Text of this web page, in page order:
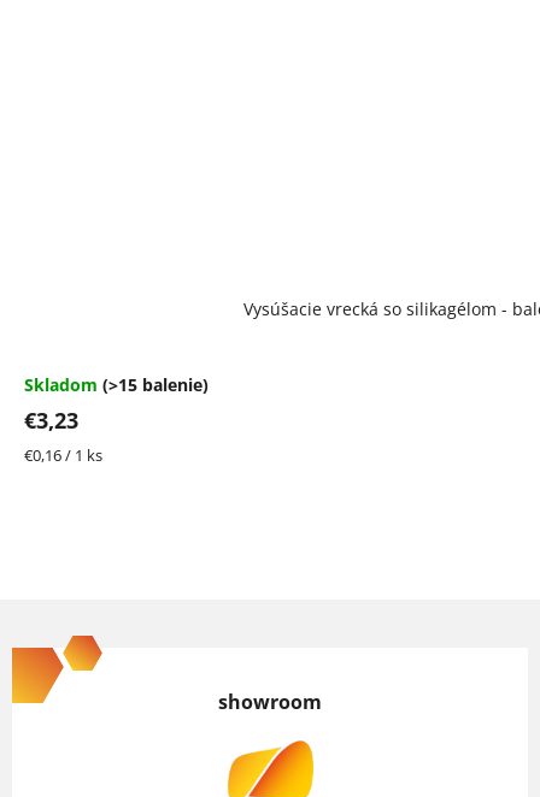
Vysúšacie vrecká so silikagélom -
Skladom (>15 balenie)
€3,23
Jednotková
€0,16 / 1 ks
á
p
showroom